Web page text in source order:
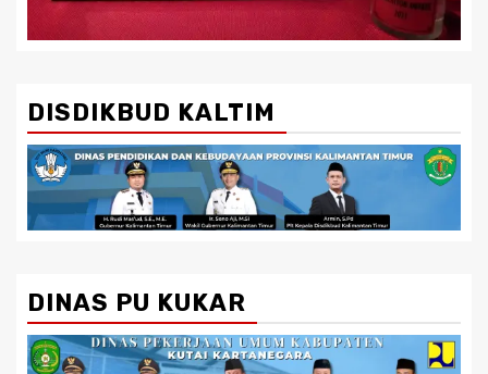
DISDIKBUD KALTIM
DINAS PU KUKAR